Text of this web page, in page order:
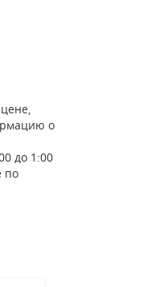
о
до 1:00
по